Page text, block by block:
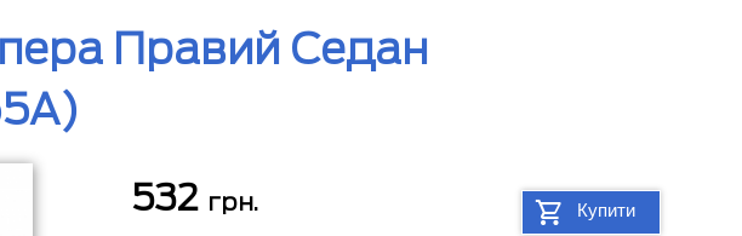
Правий Седан
532 грн. Купити